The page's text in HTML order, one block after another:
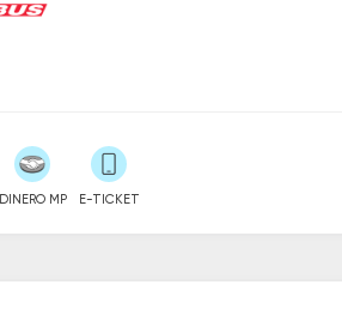
DINERO MP E-TICKET